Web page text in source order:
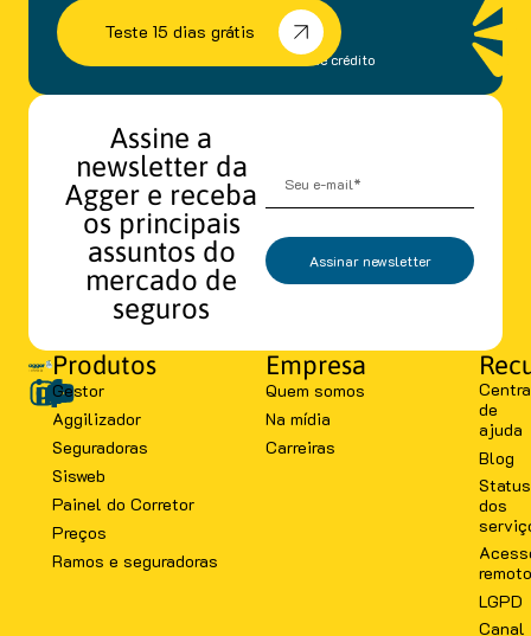
Teste 15 dias grátis
sem fidelidade e cartão de crédito
Assine a
newsletter da
Agger e receba
os principais
assuntos do
mercado de
seguros
Assinar newsletter
Produtos
Gestor
Aggilizador
Seguradoras
Sisweb
Painel do Corretor
Preços
Ramos e seguradoras
Empresa
Quem somos
Na mídia
Carreiras
de
ajuda
Blog
Status
dos
remoto
LGPD
Canal